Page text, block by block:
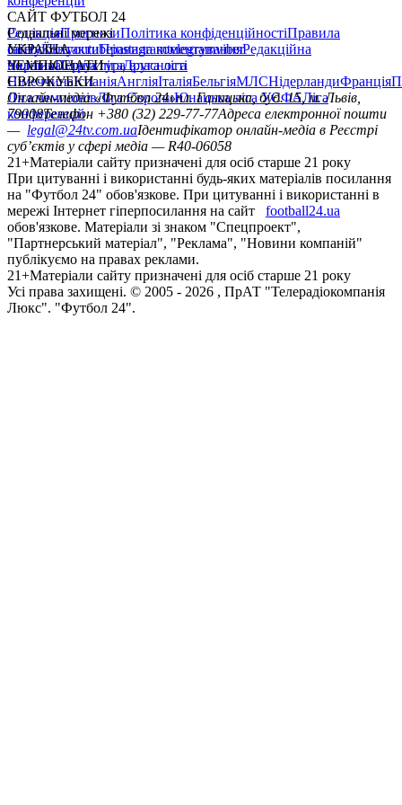
САЙТ ФУТБОЛ 24
РедакціяПрогнозиПолітика конфіденційностіПравила
сайтуКонтактиПравила коментуванняРедакційна
політикаСтруктура власності
Соціальні мережі
facebookxyoutubeinstagramtelegramviber
УКРАЇНА
УкраїнаПерша лігаДруга ліга
ЧЕМПІОНАТИ
НімеччинаІспаніяАнгліяІталіяБельгіяМЛСНідерландиФранція
ЄВРОКУБКИ
Ліга чемпіонівЛіга ЄвропиЮнацька ліга УЄФАЛіга
конференцій
Онлайн-медіа «Футбол 24»пл. Галицька, буд. 15, м. Львів,
79008Телефон +380 (32) 229-77-77Адреса електронної пошти
— legal@24tv.com.uaІдентифікатор онлайн-медіа в Реєстрі
суб’єктів у сфері медіа — R40-06058
21+Матеріали сайту призначені для осіб старше 21 року
При цитуванні і використанні будь-яких матеріалів посилання
на "Футбол 24" обов'язкове. При цитуванні і використанні в
мережі Інтернет гіперпосилання на сайт
football24.ua
обов'язкове. Матеріали зі знаком "Спецпроект",
"Партнерський матеріал", "Реклама", "Новини компаній"
публікуємо на правах реклами.
21+Матеріали сайту призначені для осіб старше 21 року
Усi права захищенi. © 2005 - 2026 , ПрАТ "Телерадіокомпанія
Люкс". "Футбол 24".